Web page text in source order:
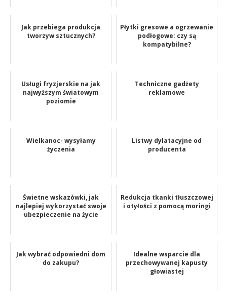
Jak przebiega produkcja
tworzyw sztucznych?
Płytki gresowe a ogrzewanie
podłogowe: czy są
kompatybilne?
Usługi fryzjerskie na jak
najwyższym światowym
poziomie
Techniczne gadżety
reklamowe
Wielkanoc- wysyłamy
życzenia
Listwy dylatacyjne od
producenta
Świetne wskazówki, jak
najlepiej wykorzystać swoje
ubezpieczenie na życie
Redukcja tkanki tłuszczowej
i otyłości z pomocą moringi
Jak wybrać odpowiedni dom
do zakupu?
Idealne wsparcie dla
przechowywanej kapusty
głowiastej